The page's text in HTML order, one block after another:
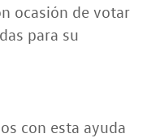
ocasión de votar
para su
con esta ayuda